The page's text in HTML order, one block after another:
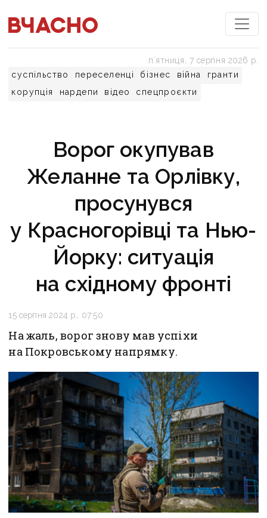
суспільство переселенці бізнес війна
гранти
корупція
нардепи відео спецпроєкти
пʼятниця, 7 серпня 2026 р.
Ворог окупував
Желанне та Орлівку,
просунувся
у Красногорівці та Нью-
Йорку: ситуація
на східному фронті
15 серпня 2024 р., 07:50
На жаль, ворог знову мав успіхи
на Покровському напрямку.